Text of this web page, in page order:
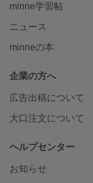
minne学習帖
ニュース
minneの本
企業の方へ
広告出稿について
大口注文について
ヘルプセンター
お知らせ